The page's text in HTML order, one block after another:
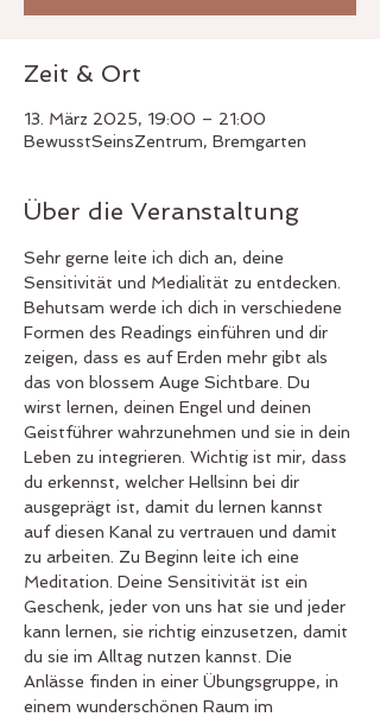
Zeit & Ort
13. März 2025, 19:00 – 21:00
BewusstSeinsZentrum, Bremgarten
Über die Veranstaltung
Sehr gerne leite ich dich an, deine
Sensitivität und Medialität zu entdecken.
Behutsam werde ich dich in verschiedene
Formen des Readings einführen und dir
zeigen, dass es auf Erden mehr gibt als
das von blossem Auge Sichtbare. Du
wirst lernen, deinen Engel und deinen
Geistführer wahrzunehmen und sie in dein
Leben zu integrieren. Wichtig ist mir, dass
du erkennst, welcher Hellsinn bei dir
ausgeprägt ist, damit du lernen kannst
auf diesen Kanal zu vertrauen und damit
zu arbeiten. Zu Beginn leite ich eine
Meditation. Deine Sensitivität ist ein
Geschenk, jeder von uns hat sie und jeder
kann lernen, sie richtig einzusetzen, damit
du sie im Alltag nutzen kannst. Die
Anlässe finden in einer Übungsgruppe, in
einem wunderschönen Raum im